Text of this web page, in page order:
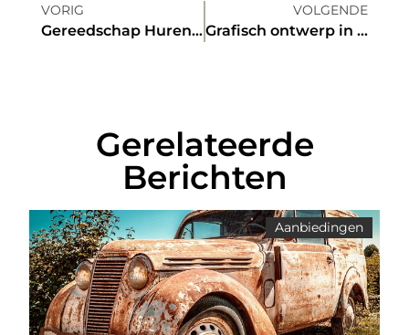
VORIG
Gereedschap Huren in Gouda De Complete Gids voor Aannemers en Doe-het-zelvers
VOLGENDE
Grafisch ontwerp in Westland Boomt – Wat SMB's Moeten Weten
Gerelateerde
Berichten
Aanbiedingen